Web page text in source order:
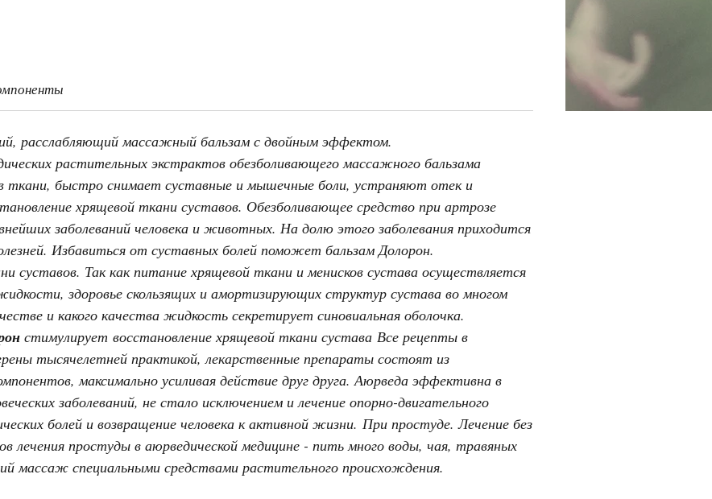
расслабляющий массажный бальзам с двойным эффектом.
растительных экстрактов обезболивающего массажного бальзама
ткани, быстро снимает суставные и мышечные боли, устраняют отек и
хрящевой ткани суставов. Обезболивающее средство при артрозе
заболеваний человека и животных. На долю этого заболевания приходится
Избавиться от суставных болей поможет бальзам Долорон.
суставов. Так как питание хрящевой ткани и менисков сустава осуществляется
здоровье скользящих и амортизирующих структур сустава во многом
и какого качества жидкость секретирует синовиальная оболочка.
стимулирует восстановление хрящевой ткани сустава Все рецепты в
тысячелетней практикой, лекарственные препараты состоят из
максимально усиливая действие друг друга. Аюрведа эффективна в
заболеваний, не стало исключением и лечение опорно-двигательного
болей и возвращение человека к активной жизни. При простуде. Лечение без
лечения простуды в аюрведической медицине - пить много воды, чая, травяных
массаж специальными средствами растительного происхождения.